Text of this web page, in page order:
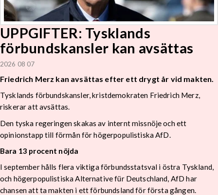
UPPGIFTER: Tysklands
förbundskansler kan avsättas
2026 08 07
Friedrich Merz kan avsättas efter ett drygt år vid makten.
Tysklands förbundskansler, kristdemokraten Friedrich Merz,
riskerar att avsättas.
Den tyska regeringen skakas av internt missnöje och ett
opinionstapp till förmån för högerpopulistiska AfD.
Bara 13 procent nöjda
I september hålls flera viktiga förbundsstatsval i östra Tyskland,
och högerpopulistiska Alternative für Deutschland, AfD har
chansen att ta makten i ett förbundsland för första gången.